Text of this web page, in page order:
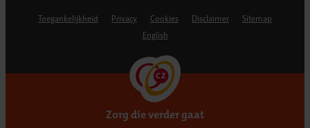
Toegankelijkheid Privacy Cookies Disclaimer
Sitemap
English
Zorg die verder gaat